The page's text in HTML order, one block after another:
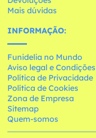
Mais dúvidas
INFORMAÇÃO:
Funidelia no Mundo
Aviso legal e
Política de Privacidade
Política de Cookies
Zona de Empresa
Sitemap
Quem-somos